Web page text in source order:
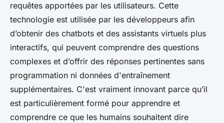
requêtes apportées par les utilisateurs. Cette
technologie est utilisée par les développeurs afin
d’obtenir des chatbots et des assistants virtuels plus
interactifs, qui peuvent comprendre des questions
complexes et d’offrir des réponses pertinentes sans
programmation ni données d'entraînement
supplémentaires. C'est vraiment innovant parce qu’il
est particulièrement formé pour apprendre et
comprendre ce que les humains souhaitent dire